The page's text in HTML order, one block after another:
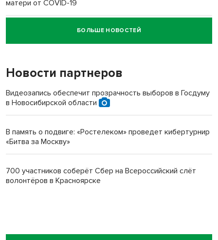
матери от COVID-19
Новосибирский суд наказал водителя за смерть
пенсионерки на вокзале
БОЛЬШЕ НОВОСТЕЙ
Новости партнеров
Видеозапись обеспечит прозрачность выборов в Госдуму
в Новосибирской области
В память о подвиге: «Ростелеком» проведет кибертурнир
«Битва за Москву»
700 участников соберёт Сбер на Всероссийский слёт
волонтёров в Красноярске